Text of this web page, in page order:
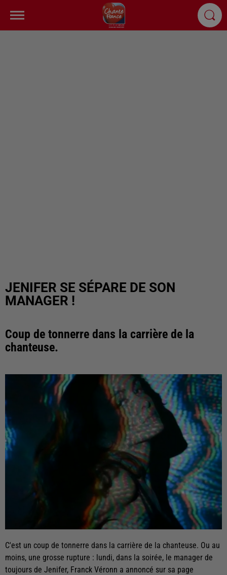
JENIFER SE SÉPARE DE SON
MANAGER !
Coup de tonnerre dans la carrière de la
chanteuse.
C'est un coup de tonnerre dans la carrière de la chanteuse. Ou au
moins, une grosse rupture : lundi, dans la soirée, le manager de
toujours de Jenifer, Franck Véronn a annoncé sur sa page